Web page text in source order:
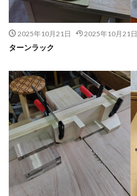
2025年10月21日 2025年10月21日
ターンラック